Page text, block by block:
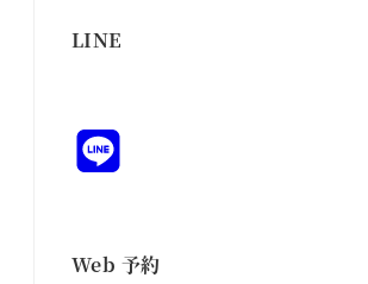
LINE
Web 予約